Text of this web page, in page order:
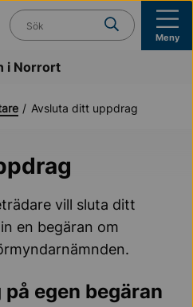
Vad söker du?
Meny
i Norrort
Avsluta ditt uppdrag
vill sluta ditt
en begäran om
egen begäran